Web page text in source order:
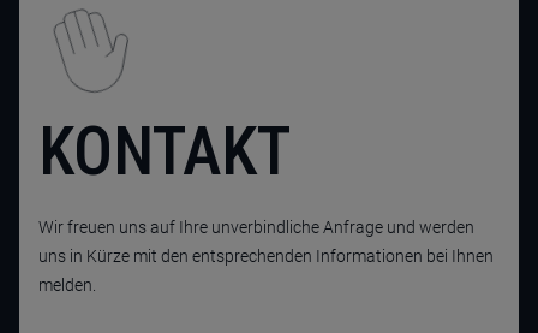
KONTAKT
Wir freuen uns auf Ihre unverbindliche Anfrage und werden
uns in Kürze mit den entsprechenden Informationen bei Ihnen
melden.